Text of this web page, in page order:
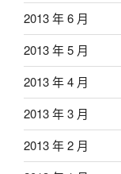
2013 年 6 月
2013 年 5 月
2013 年 4 月
2013 年 3 月
2013 年 2 月